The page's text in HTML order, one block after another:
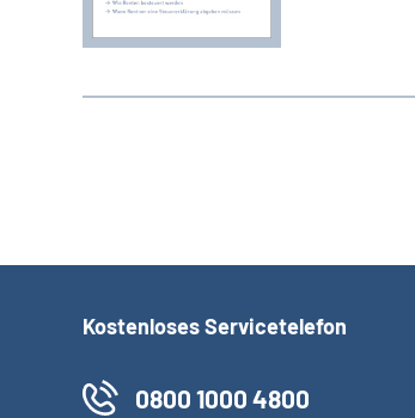
Kostenloses Servicetelefon
0800 1000 4800